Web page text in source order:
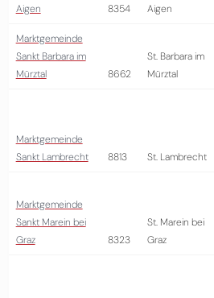
Aigen
8354
Aigen
Marktgemeinde
Sankt Barbara im
Mürztal
8662
St. Barbara im
Mürztal
Marktgemeinde
Sankt Lambrecht
8813 St. Lambrecht
Marktgemeinde
Sankt Marein bei
Graz
8323
St. Marein bei
Graz